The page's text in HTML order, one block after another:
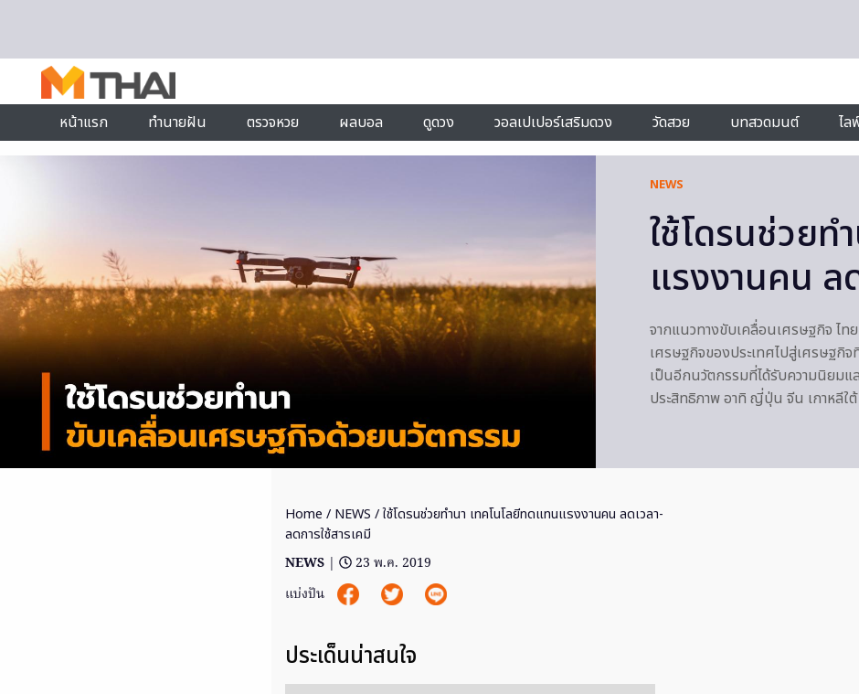
หน้าแรก
ทำนายฝัน ตรวจหวย ผลบอล ดูดวง วอลเปเปอร์เสริมดวง วัดสวย บทสวดมนต์ ไล
NEWS
ใช้โดรนช่วยท
แรงงานคน ล
จากแนวทางขับเคลื่อนเศรษฐกิจ ไท
เศรษฐกิจของประเทศไปสู่เศรษฐกิ
เป็นอีกนวัตกรรมที่ได้รับความนิยมแ
ประสิทธิภาพ อาทิ ญี่ปุ่น จีน เกาหลีใ
Home / NEWS / ใช้โดรนช่วยทำนา เทคโนโลยีทดแทนแรงงานคน ลดเวลา-
ลดการใช้สารเคมี
NEWS |
23 พ.ค. 2019
แบ่งปัน
ประเด็นน่าสนใจ